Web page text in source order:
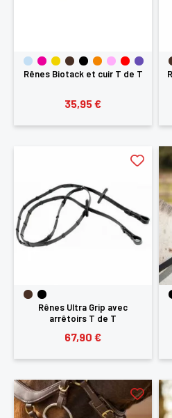
Rênes Biotack et cuir T de T
35,95 €
Rênes Ultra Grip avec
arrêtoirs T de T
67,90 €